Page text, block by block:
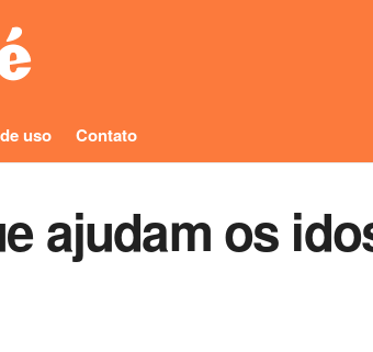
uso Contato
ajudam os